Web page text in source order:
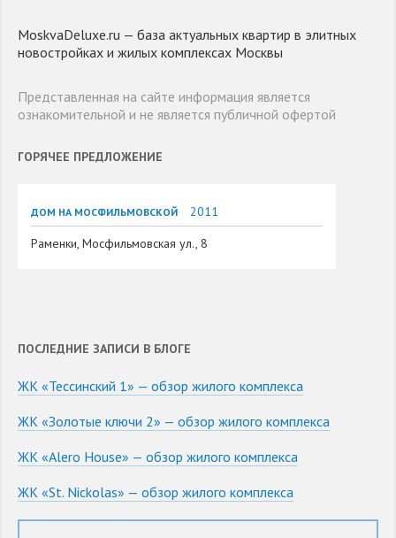
MoskvaDeluxe.ru — база актуальных квартир в элитных
новостройках и жилых комплексах Москвы
Представленная на сайте информация является
ознакомительной и не является публичной офертой
ГОРЯЧЕЕ ПРЕДЛОЖЕНИЕ
ДОМ НА МОСФИЛЬМОВСКОЙ
2011
Раменки, Мосфильмовская ул., 8
ПОСЛЕДНИЕ ЗАПИСИ В БЛОГЕ
ЖК «Тессинский 1» — обзор жилого комплекса
ЖК «Золотые ключи 2» — обзор жилого комплекса
ЖК «Alero House» — обзор жилого комплекса
ЖК «St. Nickolas» — обзор жилого комплекса